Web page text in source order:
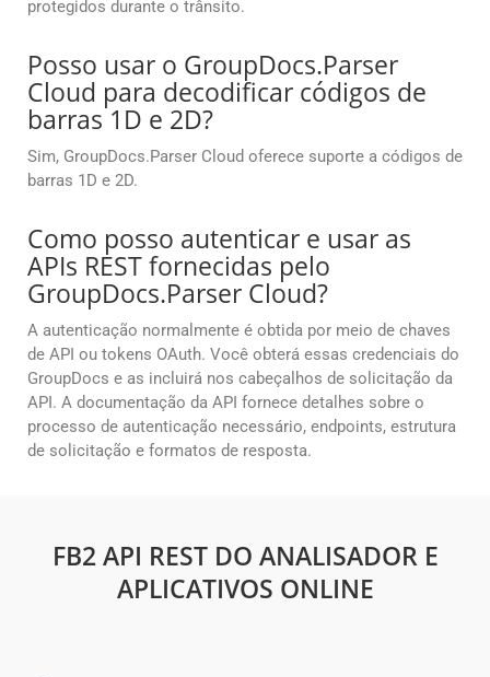
protegidos durante o trânsito.
Posso usar o GroupDocs.Parser
Cloud para decodificar códigos de
barras 1D e 2D?
Sim, GroupDocs.Parser Cloud oferece suporte a códigos de
barras 1D e 2D.
Como posso autenticar e usar as
APIs REST fornecidas pelo
GroupDocs.Parser Cloud?
A autenticação normalmente é obtida por meio de chaves
de API ou tokens OAuth. Você obterá essas credenciais do
GroupDocs e as incluirá nos cabeçalhos de solicitação da
API. A documentação da API fornece detalhes sobre o
processo de autenticação necessário, endpoints, estrutura
de solicitação e formatos de resposta.
FB2 API REST DO ANALISADOR E
APLICATIVOS ONLINE